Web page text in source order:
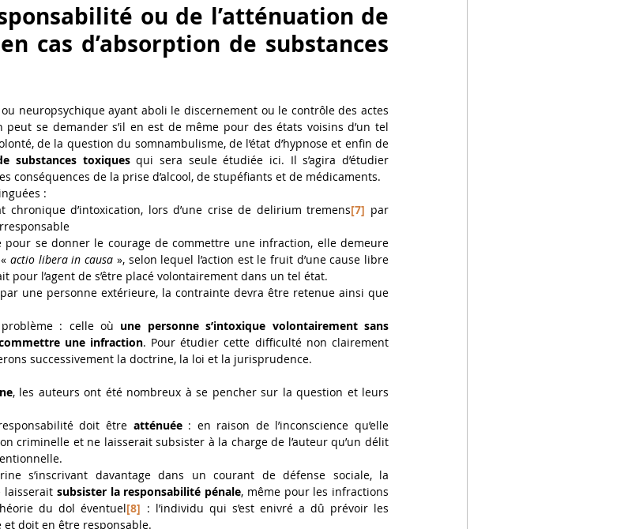
ou de l’atténuation de
cas d’absorption de substances
ou neuropsychique ayant aboli le discernement ou le contrôle des actes
peut se demander s’il en est de même pour des états voisins d’un tel
de la question du somnambulisme, de l’état d’hypnose et enfin de
substances toxiques qui sera seule étudiée ici. Il s’agira d’étudier
conséquences de la prise d’alcool, de stupéfiants et de médicaments.
:
chronique d’intoxication, lors d’une crise de delirium tremens[7] par
pour se donner le courage de commettre une infraction, elle demeure
actio libera in causa », selon lequel l’action est le fruit d’une cause libre
pour l’agent de s’être placé volontairement dans un tel état.
une personne extérieure, la contrainte devra être retenue ainsi que
: celle où une personne s’intoxique volontairement sans
une infraction. Pour étudier cette difficulté non clairement
successivement la doctrine, la loi et la jurisprudence.
, les auteurs ont été nombreux à se pencher sur la question et leurs
doit être atténuée : en raison de l’inconscience qu’elle
criminelle et ne laisserait subsister à la charge de l’auteur qu’un délit
s’inscrivant davantage dans un courant de défense sociale, la
laisserait subsister la responsabilité pénale, même pour les infractions
du dol éventuel[8] : l’individu qui s’est enivré a dû prévoir les
doit en être responsable.